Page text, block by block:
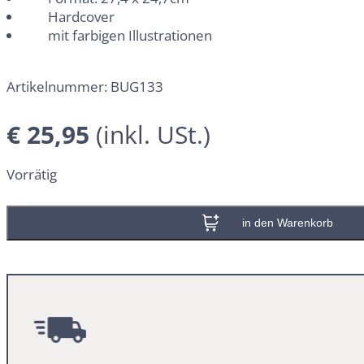
Hardcover
mit farbigen Illustrationen
Artikelnummer: BUG133
€ 25,95
Vorrätig
In den Warenkorb